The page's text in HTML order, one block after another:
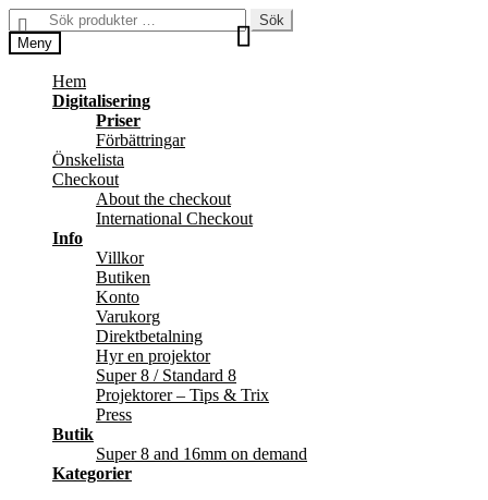
Hoppa
till
navigering
Hoppa
till
innehåll
Sök
efter:
Sök
Meny
Hem
Digitalisering
Priser
Förbättringar
Önskelista
Checkout
About the checkout
International Checkout
Info
Villkor
Butiken
Konto
Varukorg
Direktbetalning
Hyr en projektor
Super 8 / Standard 8
Projektorer – Tips & Trix
Press
Butik
Super 8 and 16mm on demand
Kategorier